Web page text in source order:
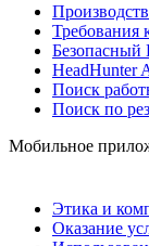
Требования
Безопасный
HeadHunter
Поиск
Поиск по
Мобильное
Этика и
Оказание